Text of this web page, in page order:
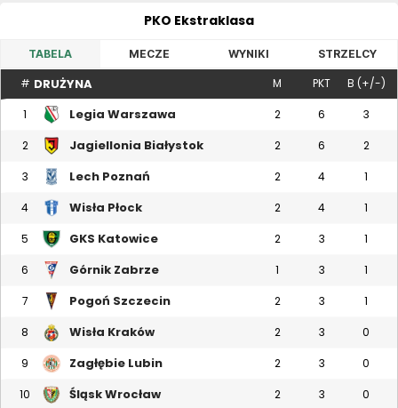
PKO Ekstraklasa
TABELA MECZE WYNIKI STRZELCY
# DRUŻYNA M PKT B (+/-)
1 Legia Warszawa 2 6 3
2 Jagiellonia Białystok 2 6 2
3 Lech Poznań 2 4 1
4 Wisła Płock 2 4 1
5 GKS Katowice 2 3 1
6 Górnik Zabrze 1 3 1
7 Pogoń Szczecin 2 3 1
8 Wisła Kraków 2 3 0
9 Zagłębie Lubin 2 3 0
10 Śląsk Wrocław 2 3 0